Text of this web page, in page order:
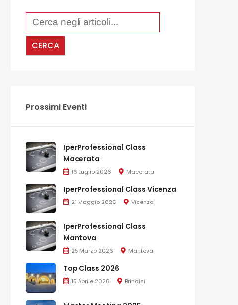
Prossimi Eventi
IperProfessional Class
Macerata
16 Luglio 2026 Macerata
IperProfessional Class Vicenza
21 Maggio 2026 Vicenza
IperProfessional Class
Mantova
25 Marzo 2026 Mantova
Top Class 2026
15 Aprile 2026 Brindisi